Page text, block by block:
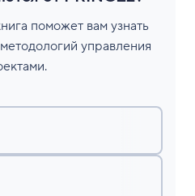
поможет вам узнать
управления